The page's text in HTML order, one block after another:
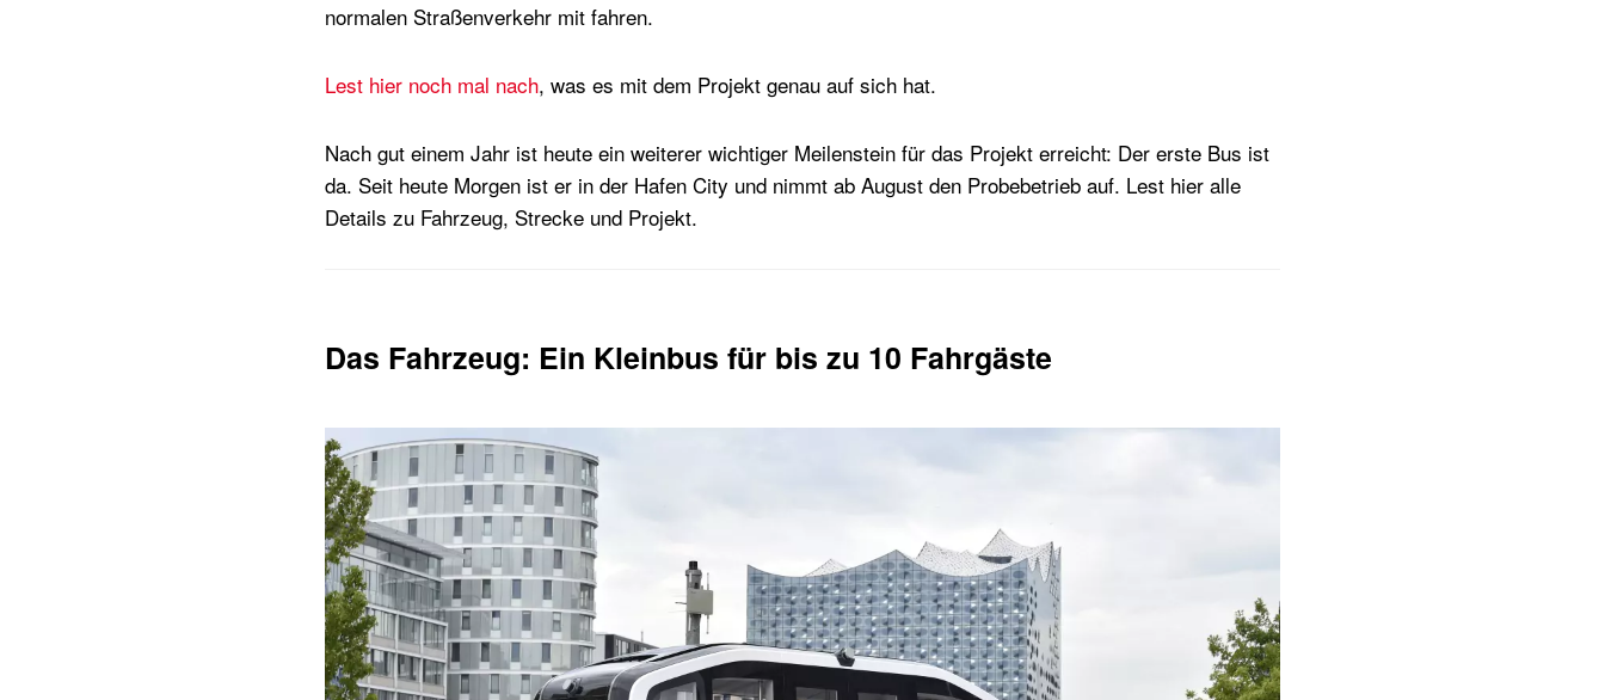
normalen Straßenverkehr mit fahren.
Lest hier noch mal nach, was es mit dem Projekt genau auf sich hat.
Nach gut einem Jahr ist heute ein weiterer wichtiger Meilenstein für das Projekt erreicht: Der erste Bus ist
da. Seit heute Morgen ist er in der Hafen City und nimmt ab August den Probebetrieb auf. Lest hier alle
Details zu Fahrzeug, Strecke und Projekt.
Das Fahrzeug: Ein Kleinbus für bis zu 10 Fahrgäste